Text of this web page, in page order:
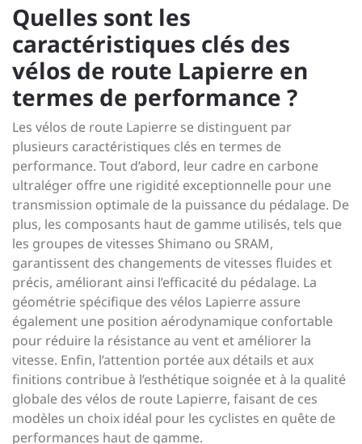
Quelles sont les
caractéristiques clés des
vélos de route Lapierre en
termes de performance ?
Les vélos de route Lapierre se distinguent par
plusieurs caractéristiques clés en termes de
performance. Tout d’abord, leur cadre en carbone
ultraléger offre une rigidité exceptionnelle pour une
transmission optimale de la puissance du pédalage. De
plus, les composants haut de gamme utilisés, tels que
les groupes de vitesses Shimano ou SRAM,
garantissent des changements de vitesses fluides et
précis, améliorant ainsi l’efficacité du pédalage. La
géométrie spécifique des vélos Lapierre assure
également une position aérodynamique confortable
pour réduire la résistance au vent et améliorer la
vitesse. Enfin, l’attention portée aux détails et aux
finitions contribue à l’esthétique soignée et à la qualité
globale des vélos de route Lapierre, faisant de ces
modèles un choix idéal pour les cyclistes en quête de
performances haut de gamme.